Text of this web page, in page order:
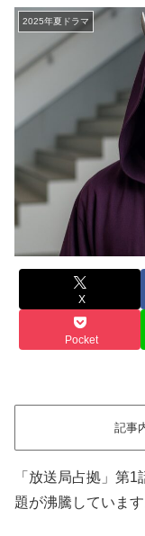
2025年夏ドラマ
X
Pocket
記事
「放送局占拠」第
題が沸騰しています